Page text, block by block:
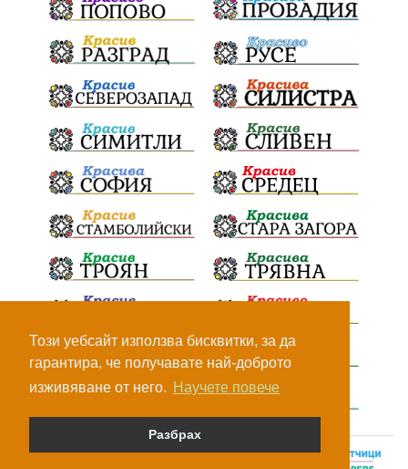
Този уебсайт използва бисквитки, за да
гарантира, че получавате най-доброто
изживяване от него. Научете повече
Разбрах
© Всички права са запазени, 2026.